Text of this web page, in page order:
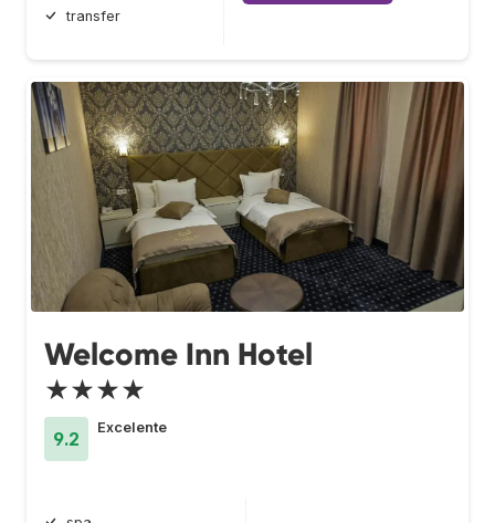
transfer
Welcome Inn Hotel
★★★★
9.2
Excelente